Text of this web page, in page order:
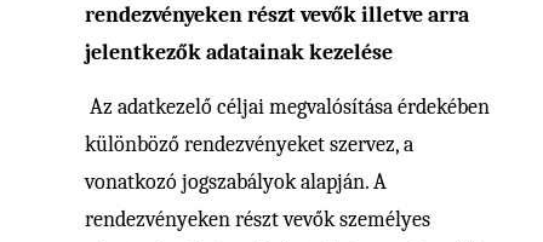
rendezvényeken részt vevők illetve arra
jelentkezők adatainak kezelése
Az adatkezelő céljai megvalósítása érdekében
különböző rendezvényeket szervez, a
vonatkozó jogszabályok alapján. A
rendezvényeken részt vevők személyes